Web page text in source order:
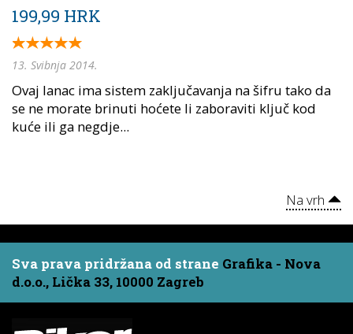
199,99 HRK
13. Svibnja 2014.
Ovaj lanac ima sistem zaključavanja na šifru tako da
se ne morate brinuti hoćete li zaboraviti ključ kod
kuće ili ga negdje...
Na vrh
Sva prava pridržana od strane Grafika - Nova
d.o.o., Lička 33, 10000 Zagreb